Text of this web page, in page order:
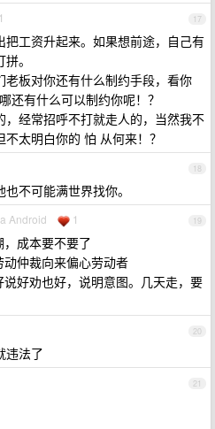
17
1
工资升起来。如果想前途，自己有
。
板对你还有什么制约手段，看你
还有什么可以制约你呢！？
经常招呼不打就走人的，当然我不
太明白你的 怕 从何来！？
18
不可能满世界找你。
19
Android 1
成本要不要了
仲裁向来偏心劳动者
好劝也好，说明意图。几天走，要
20
违法了
21